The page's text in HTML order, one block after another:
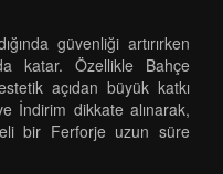
güvenliği artırırken
katar. Özellikle Bahçe
açıdan büyük katkı
İndirim dikkate alınarak,
bir Ferforje uzun süre